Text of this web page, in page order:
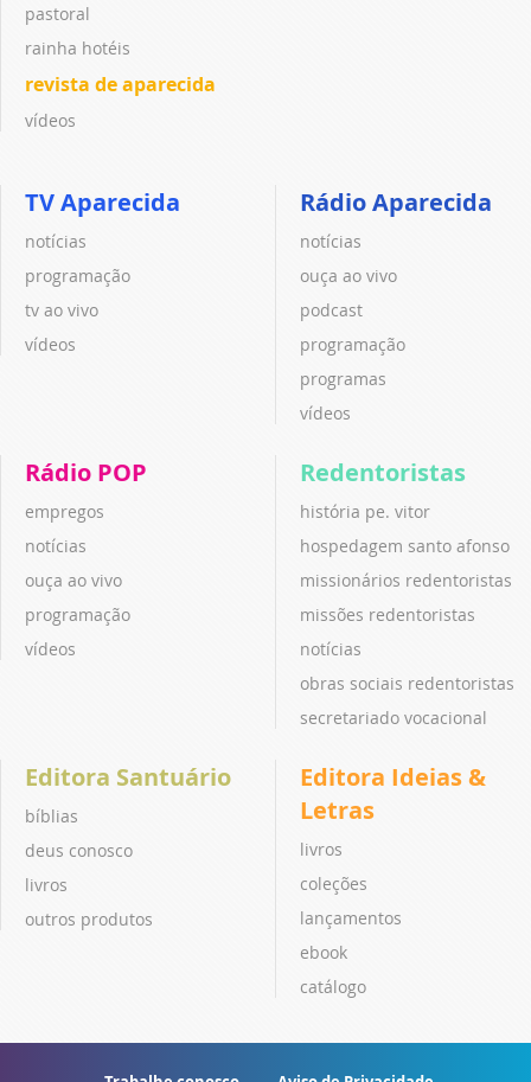
pastoral
rainha hotéis
revista de aparecida
vídeos
TV Aparecida
notícias
programação
tv ao vivo
vídeos
Rádio Aparecida
notícias
ouça ao vivo
podcast
programação
programas
vídeos
Rádio POP
empregos
notícias
ouça ao vivo
programação
vídeos
Redentoristas
história pe. vitor
hospedagem santo afonso
missionários redentoristas
missões redentoristas
notícias
obras sociais redentoristas
secretariado vocacional
Editora Santuário
bíblias
deus conosco
livros
outros produtos
Editora Ideias &
Letras
livros
coleções
lançamentos
ebook
catálogo